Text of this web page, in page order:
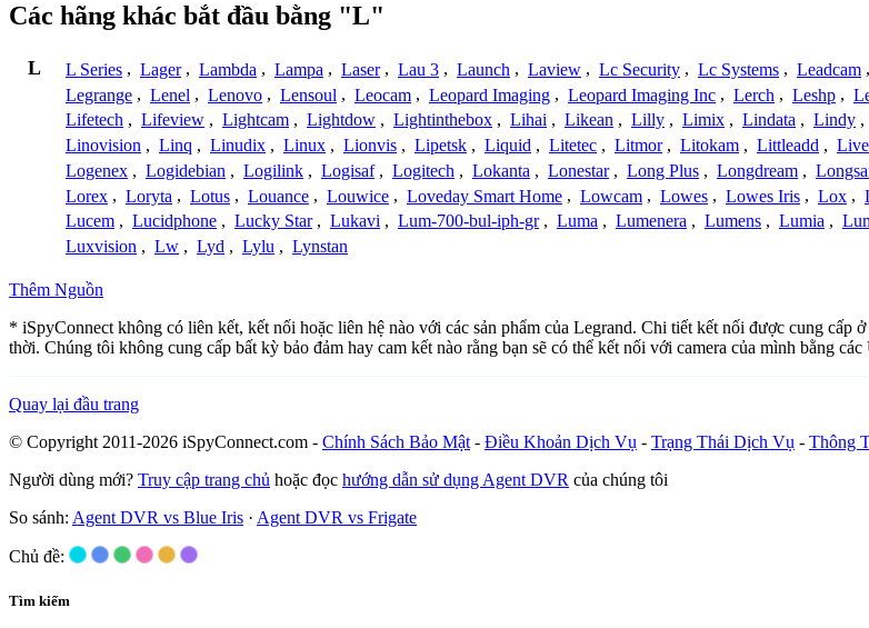
Các hãng khác bắt đầu bằng "L"
L L Series , Lager , Lambda , Lampa , Laser , Lau 3 , Launch , Laview , Lc Security , Lc Systems , Leadcam ,
Legrange , Lenel , Lenovo , Lensoul , Leocam , Leopard Imaging , Leopard Imaging Inc , Lerch , Leshp ,
Lifetech , Lifeview , Lightcam , Lightdow , Lightinthebox , Lihai , Likean , Lilly , Limix , Lindata , Lindy ,
Linovision , Linq , Linudix , Linux , Lionvis , Lipetsk , Liquid , Litetec , Litmor , Litokam , Littleadd ,
Logenex , Logidebian , Logilink , Logisaf , Logitech , Lokanta , Lonestar , Long Plus , Longdream ,
Lorex , Loryta , Lotus , Louance , Louwice , Loveday Smart Home , Lowcam , Lowes , Lowes Iris , Lox ,
Lucem , Lucidphone , Lucky Star , Lukavi , Lum-700-bul-iph-gr , Luma , Lumenera , Lumens , Lumia ,
Luxvision , Lw , Lyd , Lylu , Lynstan
Thêm Nguồn
* iSpyConnect không có liên kết, kết nối hoặc liên hệ nào với các sản phẩm của Legrand. Chi tiết kết nối được cung cấp
thời. Chúng tôi không cung cấp bất kỳ bảo đảm hay cam kết nào rằng bạn sẽ có thể kết nối với camera của mình bằng các
Quay lại đầu trang
© Copyright 2011-2026 iSpyConnect.com - Chính Sách Bảo Mật - Điều Khoản Dịch Vụ - Trạng Thái Dịch Vụ - Thông
Người dùng mới? Truy cập trang chủ hoặc đọc hướng dẫn sử dụng Agent DVR của chúng tôi
So sánh: Agent DVR vs Blue Iris · Agent DVR vs Frigate
Chủ đề:
Tìm kiếm